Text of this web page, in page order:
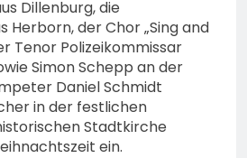
Dillenburg, die
Herborn, der Chor „Sing and
Tenor Polizeikommissar
Simon Schepp an der
Daniel Schmidt
in der festlichen
Stadtkirche
ein.